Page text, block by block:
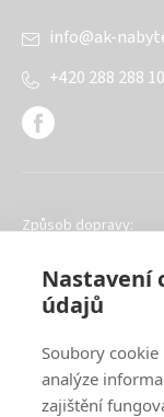
Nastavení
údajů
Soubory
analýze
zajištění
info@ak-
+420 288 288
Způsob dopravy:
Oblíbené způsoby